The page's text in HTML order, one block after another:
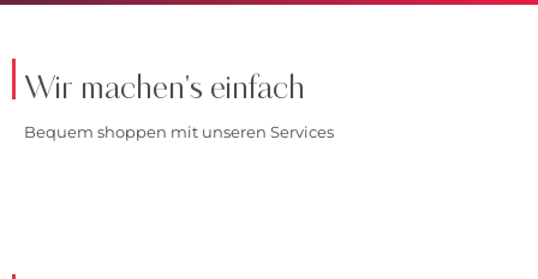
Wir machen's einfach
Bequem shoppen mit unseren Services